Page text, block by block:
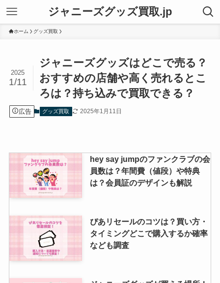
ジャニーズグッズ買取.jp
ホーム グッズ買取
ジャニーズグッズはどこで売る？
おすすめの店舗や高く売れるとこ
ろは？持ち込みで買取できる？
2025
1/11
広告 グッズ買取 2025年1月11日
hey say jumpのファンクラブの会
員数は？年間費（値段）や特典
は？会員証のデザインも解説
ぴあリセールのコツは？買い方・
タイミングどこで購入するか確率
なども調査